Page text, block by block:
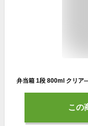
この